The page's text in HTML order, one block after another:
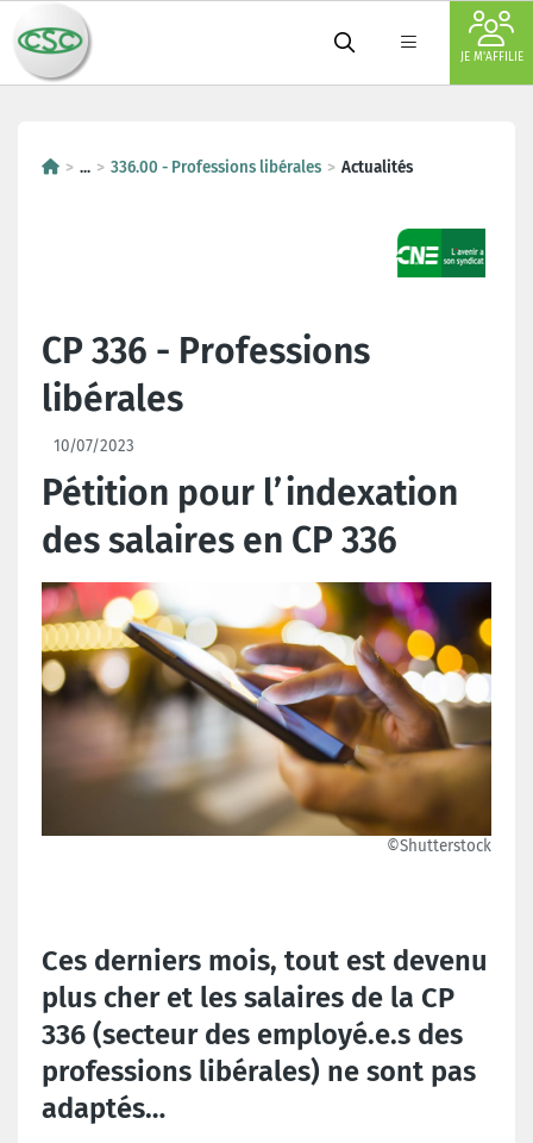
JE M'AFFILIE
... 336.00 - Professions libérales Actualités
CP 336 - Professions
libérales
10/07/2023
Pétition pour l’indexation
des salaires en CP 336
©Shutterstock
Ces derniers mois, tout est devenu
plus cher et les salaires de la CP
336 (secteur des employé.e.s des
professions libérales) ne sont pas
adaptés…